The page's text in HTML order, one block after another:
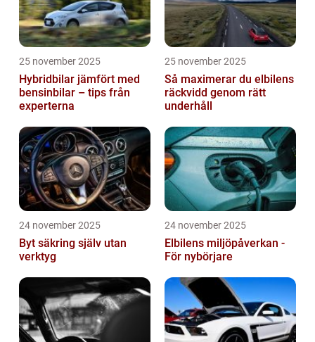
25 november 2025
Hybridbilar jämfört med
bensinbilar – tips från
experterna
25 november 2025
Så maximerar du elbilens
räckvidd genom rätt
underhåll
24 november 2025
Byt säkring själv utan
verktyg
24 november 2025
Elbilens miljöpåverkan -
För nybörjare